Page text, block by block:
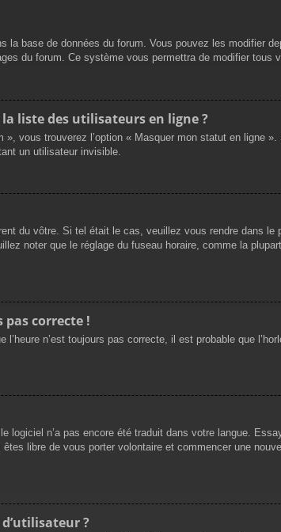
base de données du forum. Vous pouvez les modifier
du forum. Ce système vous permettra de modifier tous
liste des utilisateurs en ligne ?
», vous trouverez l’option « Masquer mon statut en
un utilisateur invisible.
du vôtre. Si tel était le cas, veuillez vous rendre dans
noter que le réglage du fuseau horaire, comme la
pas correcte !
n’est toujours pas correcte, il est probable que
n’a pas encore été traduit dans votre langue.
libre de vous porter volontaire et commencer une
?